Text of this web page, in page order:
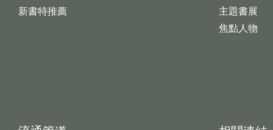
新書特推薦
主題書展
焦點人物